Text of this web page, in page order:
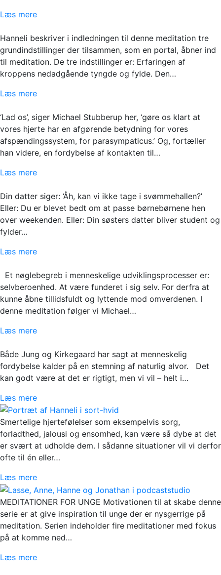
Læs mere
Hanneli beskriver i indledningen til denne meditation tre
grundindstillinger der tilsammen, som en portal, åbner ind
til meditation. De tre indstillinger er: Erfaringen af
kroppens nedadgående tyngde og fylde. Den…
Læs mere
‘Lad os’, siger Michael Stubberup her, ‘gøre os klart at
vores hjerte har en afgørende betydning for vores
afspændingssystem, for parasympaticus.’ Og, fortæller
han videre, en fordybelse af kontakten til…
Læs mere
Din datter siger: ‘Åh, kan vi ikke tage i svømmehallen?’
Eller: Du er blevet bedt om at passe børnebørnene hen
over weekenden. Eller: Din søsters datter bliver student og
fylder…
Læs mere
Et nøglebegreb i menneskelige udviklingsprocesser er:
selvberoenhed. At være funderet i sig selv. For derfra at
kunne åbne tillidsfuldt og lyttende mod omverdenen. I
denne meditation følger vi Michael…
Læs mere
Både Jung og Kirkegaard har sagt at menneskelig
fordybelse kalder på en stemning af naturlig alvor. Det
kan godt være at det er rigtigt, men vi vil – helt i…
Læs mere
Smertelige hjertefølelser som eksempelvis sorg,
forladthed, jalousi og ensomhed, kan være så dybe at det
er svært at udholde dem. I sådanne situationer vil vi derfor
ofte til én eller…
Læs mere
MEDITATIONER FOR UNGE Motivationen til at skabe denne
serie er at give inspiration til unge der er nysgerrige på
meditation. Serien indeholder fire meditationer med fokus
på at komme ned…
Læs mere